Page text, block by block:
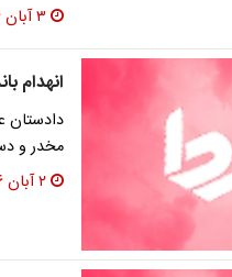
۳ آبان ۱۳۹۶
انهدام
دادستان
مخدر و
۲ آبان ۱۳۹۶